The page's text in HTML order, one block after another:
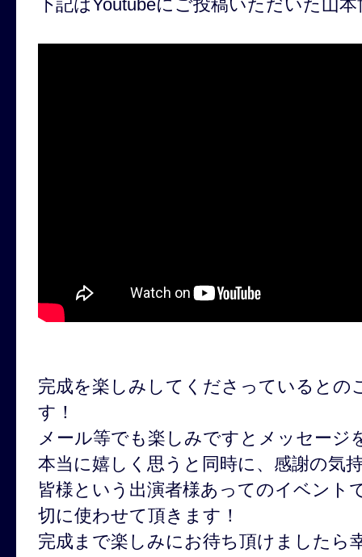
下記はYoutubeにご投稿いただいた山
完成を楽しみしてくださっているとの
す！
メール等でも楽しみですとメッセージ
本当に嬉しく思うと同時に、感謝の気
皆様という出演者様あってのイベント
切に使わせて頂きます！
完成まで楽しみにお待ち頂けましたら